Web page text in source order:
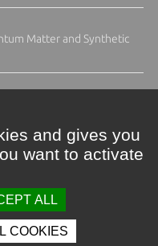
Matter and Synthetic
and gives you
want to activate
ALL
COOKIES